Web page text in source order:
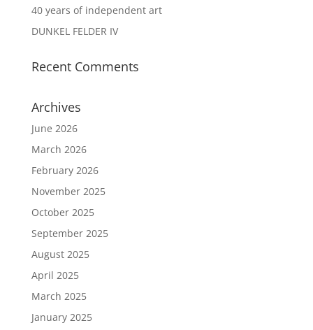
40 years of independent art
DUNKEL FELDER IV
Recent Comments
Archives
June 2026
March 2026
February 2026
November 2025
October 2025
September 2025
August 2025
April 2025
March 2025
January 2025